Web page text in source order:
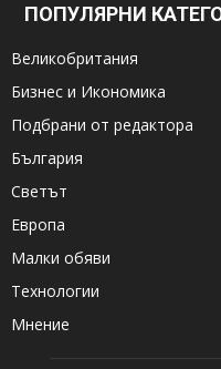
ПОПУЛЯРНИ
Великобритания
Бизнес и Икономика
Подбрани от редактора
България
Светът
Европа
Малки обяви
Технологии
Мнение